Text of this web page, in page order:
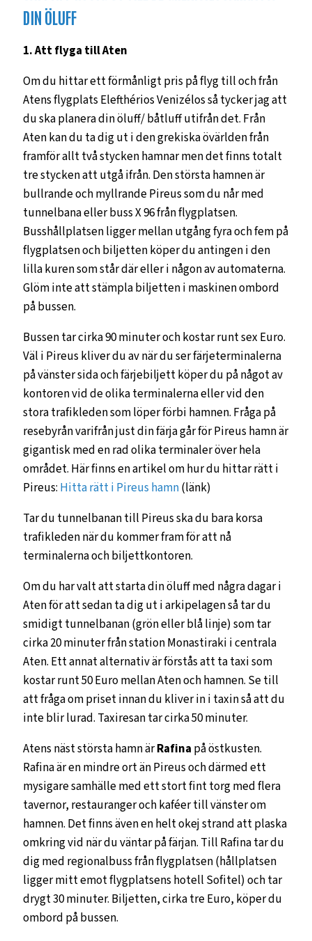
DIN ÖLUFF
1. Att flyga till Aten
Om du hittar ett förmånligt pris på flyg till och från
Atens flygplats Elefthérios Venizélos så tycker jag att
du ska planera din öluff/ båtluff utifrån det. Från
Aten kan du ta dig ut i den grekiska övärlden från
framför allt två stycken hamnar men det finns totalt
tre stycken att utgå ifrån. Den största hamnen är
bullrande och myllrande Pireus som du når med
tunnelbana eller buss X 96 från flygplatsen.
Busshållplatsen ligger mellan utgång fyra och fem på
flygplatsen och biljetten köper du antingen i den
lilla kuren som står där eller i någon av automaterna.
Glöm inte att stämpla biljetten i maskinen ombord
på bussen.
Bussen tar cirka 90 minuter och kostar runt sex Euro.
Väl i Pireus kliver du av när du ser färjeterminalerna
på vänster sida och färjebiljett köper du på något av
kontoren vid de olika terminalerna eller vid den
stora trafikleden som löper förbi hamnen. Fråga på
resebyrån varifrån just din färja går för Pireus hamn är
gigantisk med en rad olika terminaler över hela
området. Här finns en artikel om hur du hittar rätt i
Pireus: Hitta rätt i Pireus hamn(länk)
Tar du tunnelbanan till Pireus ska du bara korsa
trafikleden när du kommer fram för att nå
terminalerna och biljettkontoren.
Om du har valt att starta din öluff med några dagar i
Aten för att sedan ta dig ut i arkipelagen så tar du
smidigt tunnelbanan (grön eller blå linje) som tar
cirka 20 minuter från station Monastiraki i centrala
Aten. Ett annat alternativ är förstås att ta taxi som
kostar runt 50 Euro mellan Aten och hamnen. Se till
att fråga om priset innan du kliver in i taxin så att du
inte blir lurad. Taxiresan tar cirka 50 minuter.
Atens näst största hamn ärRafina på östkusten.
Rafina är en mindre ort än Pireus och därmed ett
mysigare samhälle med ett stort fint torg med flera
tavernor, restauranger och kaféer till vänster om
hamnen. Det finns även en helt okej strand att plaska
omkring vid när du väntar på färjan. Till Rafina tar du
dig med regionalbuss från flygplatsen (hållplatsen
ligger mitt emot flygplatsens hotell Sofitel) och tar
drygt 30 minuter. Biljetten, cirka tre Euro, köper du
ombord på bussen.